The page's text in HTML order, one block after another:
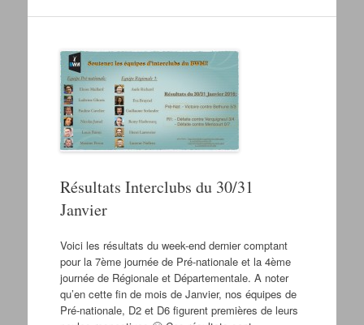
Résultats Interclubs du 30/31
Janvier
Voici les résultats du week-end dernier comptant
pour la 7ème journée de Pré-nationale et la 4ème
journée de Régionale et Départementale. A noter
qu’en cette fin de mois de Janvier, nos équipes de
Pré-nationale, D2 et D6 figurent premières de leurs